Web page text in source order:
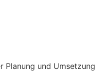
Planung und Umsetzung